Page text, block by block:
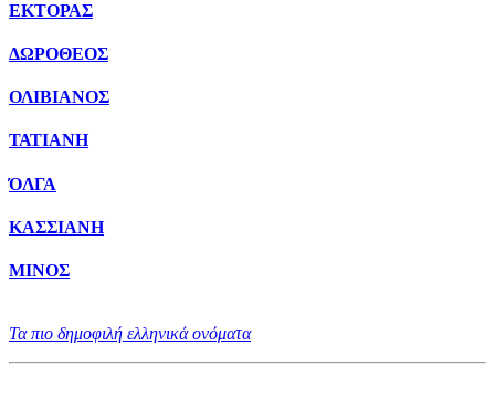
ΕΚΤΟΡΑΣ
ΔΩΡΟΘΕΟΣ
ΟΛΙΒΙΑΝΟΣ
ΤΑΤΙΑΝΗ
ΌΛΓΑ
ΚΑΣΣΙΑΝΗ
ΜΙΝΟΣ
Τα πιο δημοφιλή ελληνικά ονόματα